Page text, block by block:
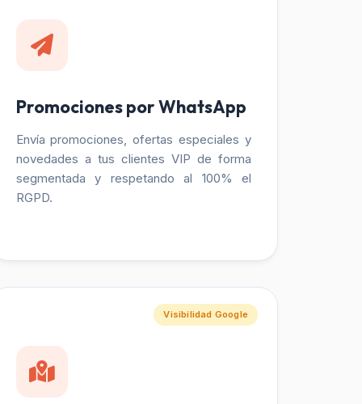
Promociones por WhatsApp
Envía promociones, ofertas especiales y
novedades a tus clientes VIP de forma
segmentada y respetando al 100% el
RGPD.
Visibilidad Google